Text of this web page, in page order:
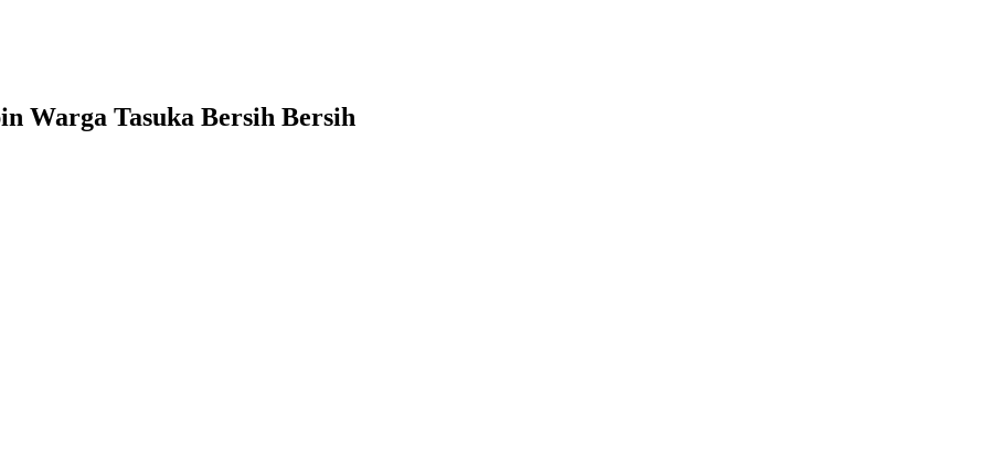
Warga Tasuka Bersih Bersih